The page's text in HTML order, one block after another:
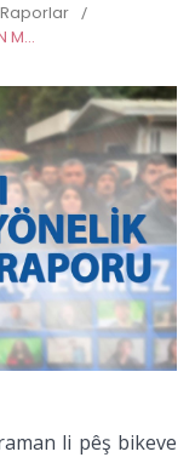
Raporlar /
DFG DANEYÊN BINPÊKIRINÊN MAFÊN ROJNAMEGERAN YA SALA 2022'AN
li pêş bikeve